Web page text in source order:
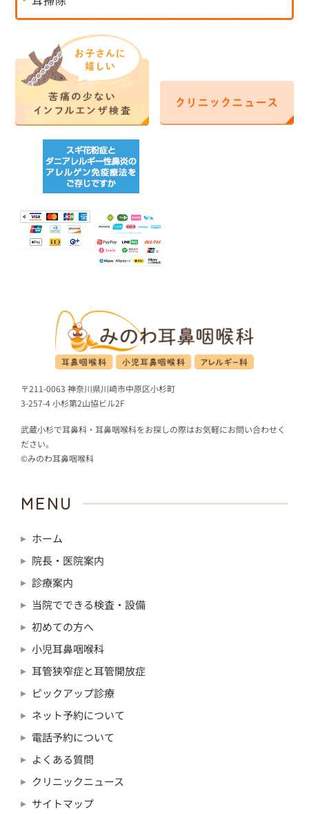
〒211-0063 神奈川県川崎市中原区小杉町
3-257-4 小杉第2山協ビル2F
武蔵小杉で耳鼻科・耳鼻咽喉科をお探しの際はお気軽にお問い合わせく
ださい。
©みのわ耳鼻咽喉科
MENU
ホーム
院長・医院案内
診療案内
当院でできる検査・設備
初めての方へ
小児耳鼻咽喉科
耳管狭窄症と耳管開放症
ピックアップ診療
ネット予約について
電話予約について
よくある質問
クリニックニュース
サイトマップ